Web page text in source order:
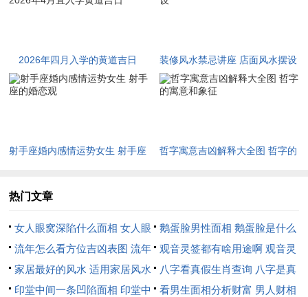
酉合，与年支午火无冲，唯需注意若学子八字日支为卯，则卯酉
冲，反成心神不宁，此日反不宜。
乙木得壬水滋养，若学子八字火旺无水，此日可借水润燥，庚子
选；壬寅日寅木生火，火又生土，看似循环实则加剧火炎，仅宜
八字金水极旺者用之。
三、民俗禁忌与风水调与
2026年四月入学的黄道吉日
2026年4月宜入学黄道吉日
装修风水禁忌讲座 店面风水摆设
射手座婚内感情运势女生 射手座
哲字寓意吉凶解释大全图 哲字的
热门文章
女人眼窝深陷什么面相 女人眼
窝深陷是短命相吗
鹅蛋脸男性面相 鹅蛋脸是什么
脸型男性
流年怎么看方位吉凶表图 流年
位置怎么看
观音灵签都有啥用途啊 观音灵
签全部签签词
家居最好的风水 适用家居风水
八字看真假生肖查询 八字是真
还是假
印堂中间一条凹陷面相 印堂中
看男生面相分析财富 男人财相